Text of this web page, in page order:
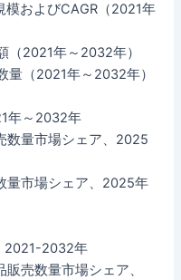
模およびCAGR（2021年
（2021年～2032年）
量（2021年～2032年）
年～2032年
数量市場シェア、2025
量市場シェア、2025年
2021-2032年
売数量市場シェア、